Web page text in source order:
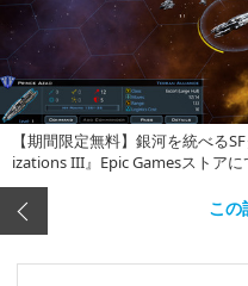
【期間限定無料】銀河を統べる
izations III』Epic Gamesストア
この